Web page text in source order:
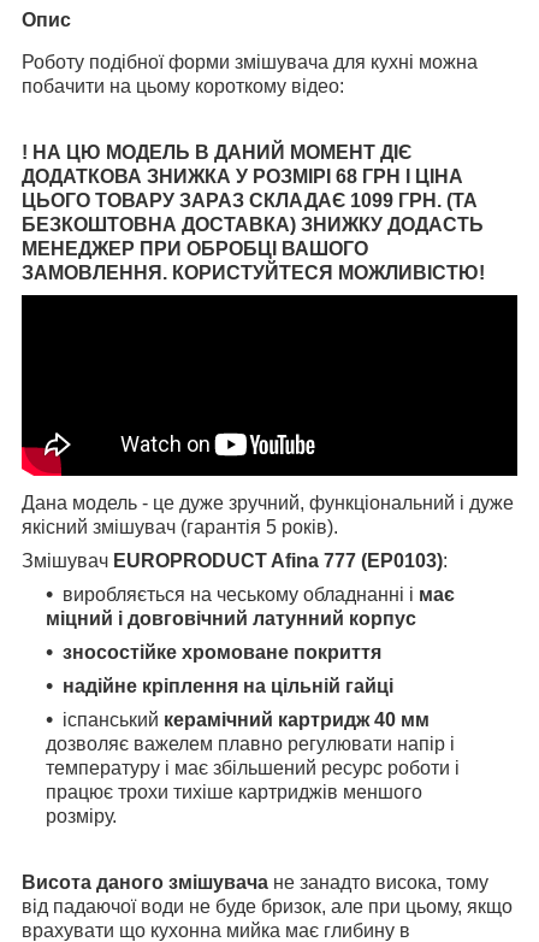
Опис
Роботу подібної форми змішувача для кухні можна
побачити на цьому короткому відео:
! НА ЦЮ МОДЕЛЬ В ДАНИЙ МОМЕНТ ДІЄ
ДОДАТКОВА ЗНИЖКА У РОЗМІРІ 68 ГРН І ЦІНА
ЦЬОГО ТОВАРУ ЗАРАЗ СКЛАДАЄ 1099 ГРН. (ТА
БЕЗКОШТОВНА ДОСТАВКА) ЗНИЖКУ ДОДАСТЬ
МЕНЕДЖЕР ПРИ ОБРОБЦІ ВАШОГО
ЗАМОВЛЕННЯ. КОРИСТУЙТЕСЯ МОЖЛИВІСТЮ!
Дана модель - це дуже зручний, функціональний і дуже
якісний змішувач (гарантія 5 років).
Змішувач EUROPRODUCT Afina 777 (EP0103):
виробляється на чеському обладнанні і має
міцний і довговічний латунний корпус
зносостійке хромоване покриття
надійне кріплення на цільній гайці
іспанський керамічний картридж 40 мм
дозволяє важелем плавно регулювати напір і
температуру і має збільшений ресурс роботи і
працює трохи тихіше картриджів меншого
розміру.
Висота даного змішувача не занадто висока, тому
від падаючої води не буде бризок, але при цьому, якщо
врахувати що кухонна мийка має глибину в